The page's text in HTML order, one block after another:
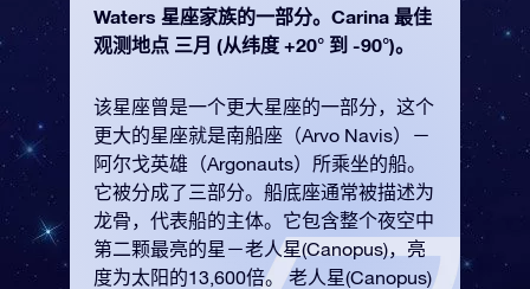
Waters 星座家族的一部分。Carina 最佳
观测地点 三月 (从纬度 +20° 到 -90°)。
该星座曾是一个更大星座的一部分，这个
更大的星座就是南船座（Arvo Navis）－
阿尔戈英雄（Argonauts）所乘坐的船。
它被分成了三部分。船底座通常被描述为
龙骨，代表船的主体。它包含整个夜空中
第二颗最亮的星－老人星(Canopus)，亮
度为太阳的13,600倍。 老人星(Canopus)